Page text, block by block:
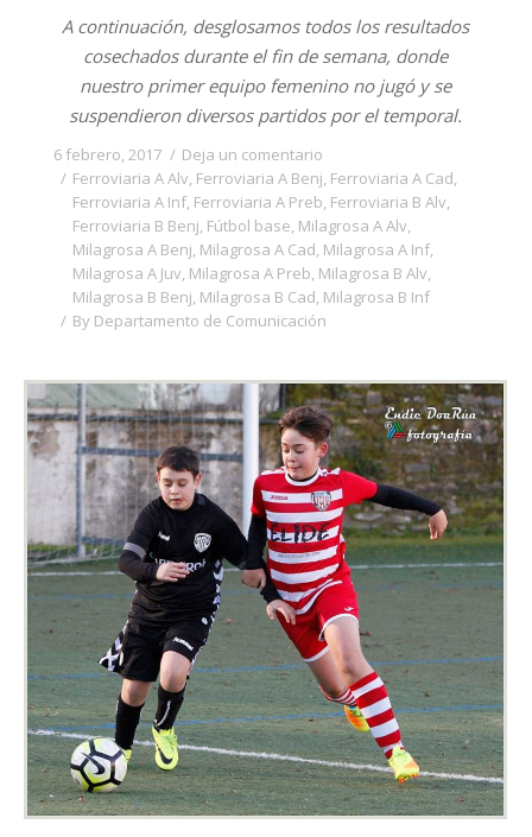
A continuación, desglosamos todos los resultados
cosechados durante el fin de semana, donde
nuestro primer equipo femenino no jugó y se
suspendieron diversos partidos por el temporal.
6 febrero, 2017
Deja un comentario
Ferroviaria A Alv Ferroviaria A Benj Ferroviaria A Cad
Ferroviaria A Inf Ferroviaria A Preb Ferroviaria B Alv
Ferroviaria B Benj Fútbol base Milagrosa A Alv
Milagrosa A Benj Milagrosa A Cad Milagrosa A Inf
Milagrosa A Juv Milagrosa A Preb Milagrosa B Alv
Milagrosa B Benj Milagrosa B Cad Milagrosa B Inf
By Departamento de Comunicación